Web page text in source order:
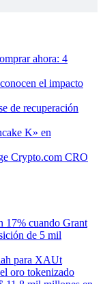
ahora: 4
el impacto
de recuperación
K» en
Crypto.com CRO
17% cuando Grant
de 5 mil
para XAUt
oro tokenizado